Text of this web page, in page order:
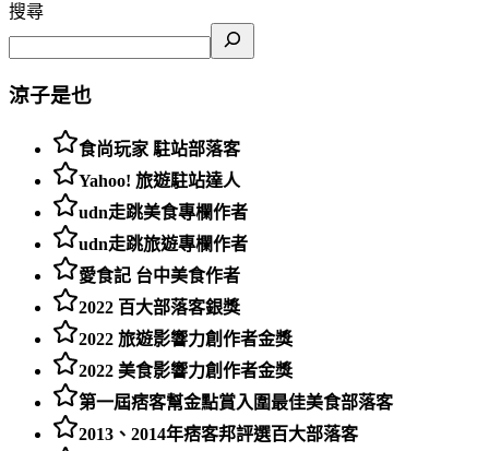
搜尋
涼子是也
食尚玩家 駐站部落客
Yahoo! 旅遊駐站達人
udn走跳美食專欄作者
udn走跳旅遊專欄作者
愛食記 台中美食作者
2022 百大部落客銀獎
2022 旅遊影響力創作者金獎
2022 美食影響力創作者金獎
第一屆痞客幫金點賞入圍最佳美食部落客
2013、2014年痞客邦評選百大部落客